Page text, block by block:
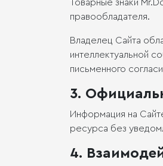
Товарные знаки
правообладателя.
Владелец Сайта
интеллектуальной
письменного
3.
Информация на
ресурса без
4.